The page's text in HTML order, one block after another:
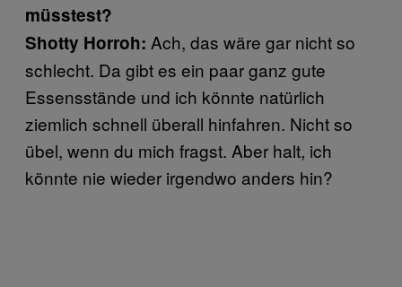
müsstest?
Shotty Horroh: Ach, das wäre gar nicht so
schlecht. Da gibt es ein paar ganz gute
Essensstände und ich könnte natürlich
ziemlich schnell überall hinfahren. Nicht so
übel, wenn du mich fragst. Aber halt, ich
könnte nie wieder irgendwo anders hin?